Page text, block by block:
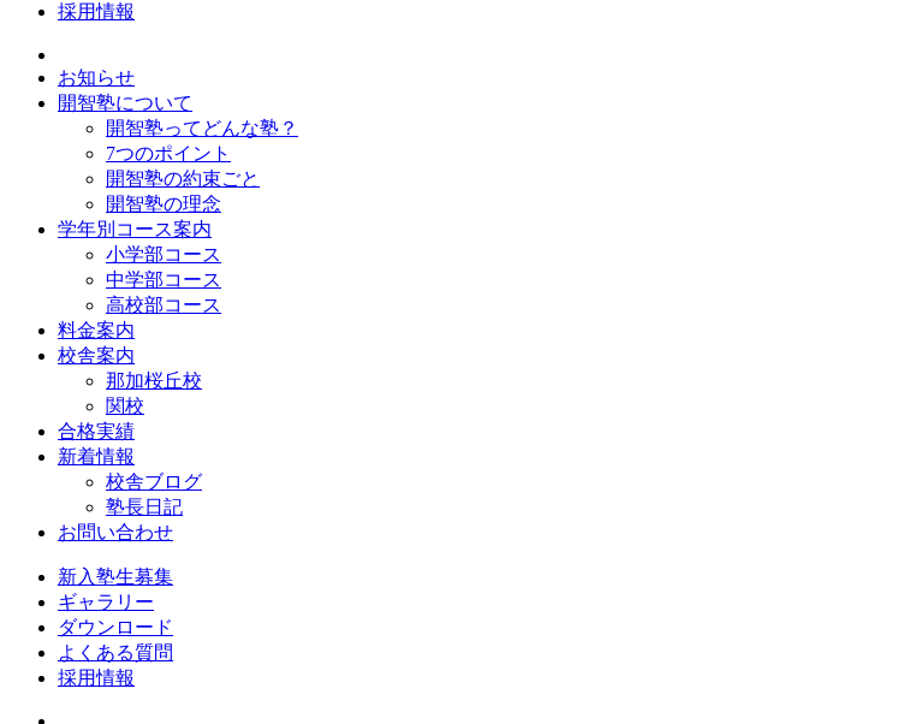
採用情報
お知らせ
開智塾について
開智塾ってどんな塾？
7つのポイント
開智塾の約束ごと
開智塾の理念
学年別コース案内
小学部コース
中学部コース
高校部コース
料金案内
校舎案内
那加桜丘校
関校
合格実績
新着情報
校舎ブログ
塾長日記
お問い合わせ
新入塾生募集
ギャラリー
ダウンロード
よくある質問
採用情報